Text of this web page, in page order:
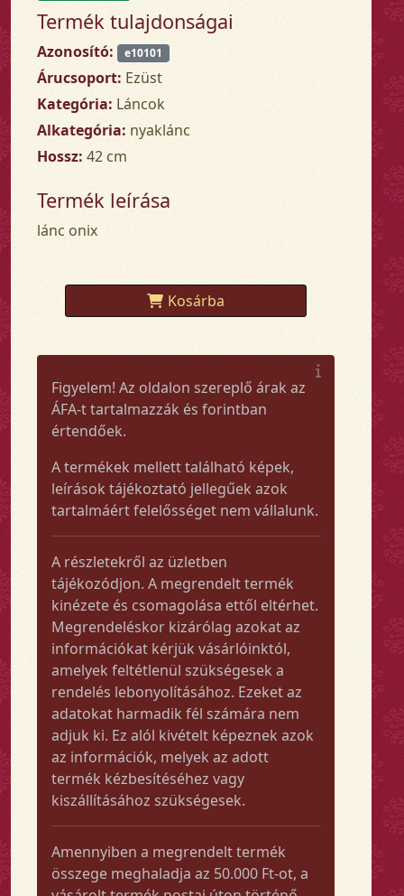
Termék tulajdonságai
Azonosító: e10101
Árucsoport: Ezüst
Kategória: Láncok
Alkategória: nyaklánc
Hossz: 42 cm
Termék leírása
lánc onix
Kosárba
Figyelem! Az oldalon szereplő árak az
ÁFA-t tartalmazzák és forintban
értendőek.
A termékek mellett található képek,
leírások tájékoztató jellegűek azok
tartalmáért felelősséget nem vállalunk.
A részletekről az üzletben
tájékozódjon. A megrendelt termék
kinézete és csomagolása ettől eltérhet.
Megrendeléskor kizárólag azokat az
információkat kérjük vásárlóinktól,
amelyek feltétlenül szükségesek a
rendelés lebonyolításához. Ezeket az
adatokat harmadik fél számára nem
adjuk ki. Ez alól kivételt képeznek azok
az információk, melyek az adott
termék kézbesítéséhez vagy
kiszállításához szükségesek.
Amennyiben a megrendelt termék
összege meghaladja az 50.000 Ft-ot, a